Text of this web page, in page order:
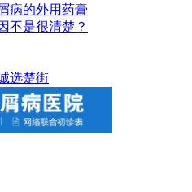
病的外用药膏
不是很清楚？
选楚街